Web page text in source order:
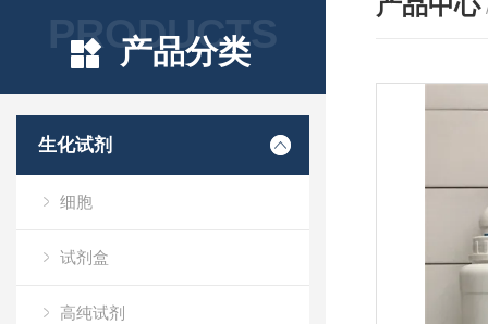
PRODUCTS
产品分类
生化试剂
细胞
试剂盒
高纯试剂